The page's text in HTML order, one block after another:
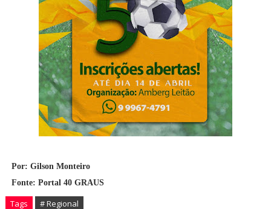
Por: Gilson Monteiro
Fonte: Portal 40 GRAUS
Tags # Regional